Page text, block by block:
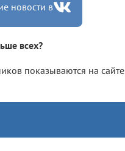
новости в
всех?
показываются на сайте